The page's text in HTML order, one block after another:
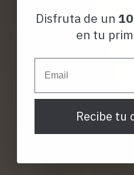
Disfruta de un
en tu
Recibe tu